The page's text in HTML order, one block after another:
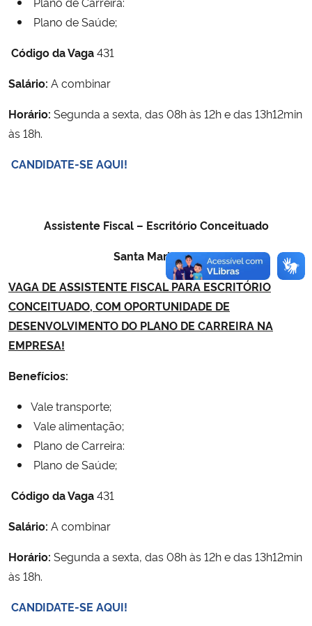
Plano de Saúde;
Código da Vaga431
Salário: A combinar
Horário: Segunda a sexta, das 08h às 12h e das 13h12min
às 18h.
CANDIDATE-SE AQUI!
Assistente Fiscal – Escritório Conceituado
Santa Maria/RS
VAGA DE ASSISTENTE FISCAL PARA ESCRITÓRIO
CONCEITUADO, COM OPORTUNIDADE DE
DESENVOLVIMENTO DO PLANO DE CARREIRA NA
EMPRESA!
Benefícios:
Vale transporte;
Vale alimentação;
Plano de Carreira:
Plano de Saúde;
Código da Vaga431
Salário: A combinar
Horário: Segunda a sexta, das 08h às 12h e das 13h12min
às 18h.
CANDIDATE-SE AQUI!